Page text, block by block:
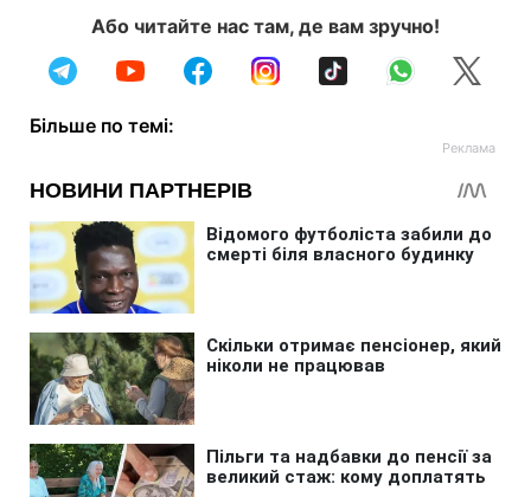
Або читайте нас там, де вам зручно!
Більше по темі: